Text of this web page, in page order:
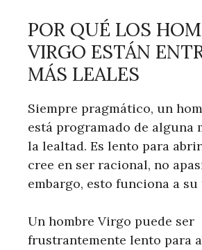
POR QUÉ LOS
VIRGO ESTÁN
MÁS LEALES
Siempre pragmático, un
está programado de alguna
la lealtad. Es lento para
cree en ser racional, no
embargo, esto funciona a su
Un hombre Virgo puede ser
frustrantemente lento para